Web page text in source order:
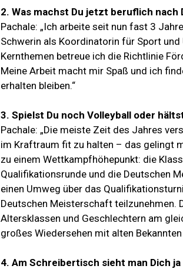
2. Was machst Du jetzt beruflich nach
Pachale: „Ich arbeite seit nun fast 3
Schwerin als Koordinatorin für Sport
Kernthemen betreue ich die Richtlinie
Meine Arbeit macht mir Spaß und ich
erhalten bleiben.“
3. Spielst Du noch Volleyball oder
Pachale: „Die meiste Zeit des Jahres
im Kraftraum fit zu halten – das gelingt
zu einem Wettkampfhöhepunkt: die
Qualifikationsrunde und die Deutschen
einen Umweg über das
Deutschen Meisterschaft teilzunehmen.
Altersklassen und Geschlechtern am
großes Wiedersehen mit alten
4. Am Schreibertisch sieht man Dich